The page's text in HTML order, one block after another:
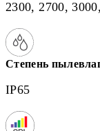
2300, 2700,
Степень
IP65